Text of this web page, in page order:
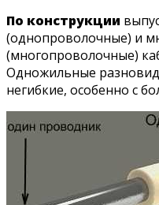
По конструкции
(однопроволочные) и
(многопроволочные)
Одножильные
негибкие, особенно с